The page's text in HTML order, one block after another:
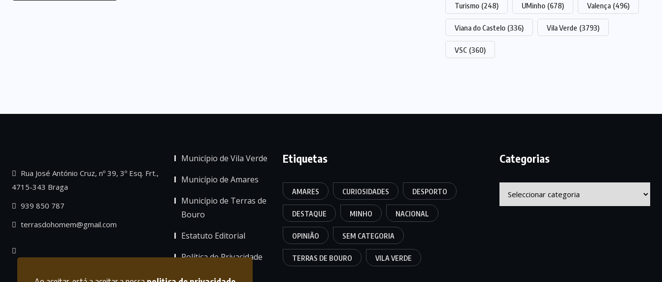
Turismo (248) UMinho (678) Valença (496)
Viana do Castelo (336) Vila Verde (3793)
VSC (360)
Rua José António Cruz, nº 39, 3º Esq. Frt.,
4715-343 Braga
939 850 787
terrasdohomem@gmail.com
Município de Vila Verde
Município de Amares
Município de Terras de
Bouro
Estatuto Editorial
Política de Privacidade
Etiquetas
AMARES CURIOSIDADES DESPORTO
DESTAQUE MINHO NACIONAL
OPINIÃO SEM CATEGORIA
TERRAS DE BOURO VILA VERDE
Categorias